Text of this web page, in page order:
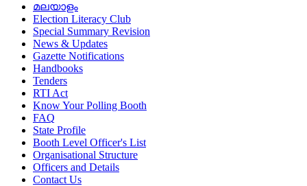
മലയാളം
Election Literacy Club
Special Summary Revision
News & Updates
Gazette Notifications
Handbooks
Tenders
RTI Act
Know Your Polling Booth
FAQ
State Profile
Booth Level Officer's List
Organisational Structure
Officers and Details
Contact Us